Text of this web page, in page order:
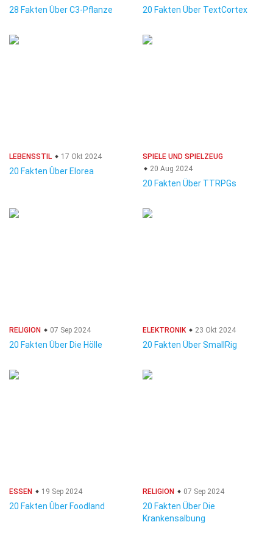
28 Fakten Über C3-Pflanze 20 Fakten Über TextCortex
LEBENSSTIL 17 Okt 2024
20 Fakten Über Elorea
SPIELE UND SPIELZEUG
20 Aug 2024
20 Fakten Über TTRPGs
RELIGION 07 Sep 2024
20 Fakten Über Die Hölle
ELEKTRONIK 23 Okt 2024
20 Fakten Über SmallRig
ESSEN 19 Sep 2024
20 Fakten Über Foodland
RELIGION 07 Sep 2024
20 Fakten Über Die
Krankensalbung